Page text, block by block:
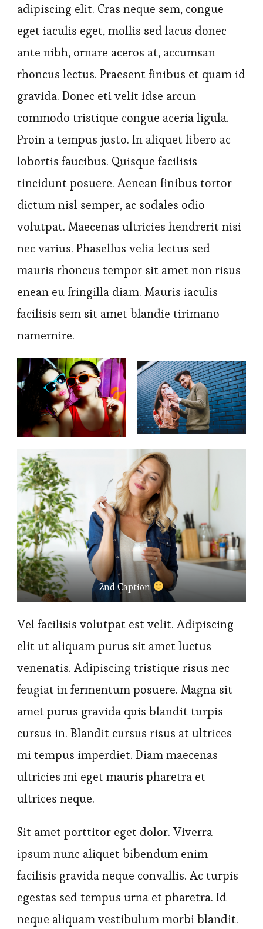
adipiscing elit. Cras neque sem, congue
eget iaculis eget, mollis sed lacus donec
ante nibh, ornare aceros at, accumsan
rhoncus lectus. Praesent finibus et quam id
gravida. Donec eti velit idse arcun
commodo tristique congue aceria ligula.
Proin a tempus justo. In aliquet libero ac
lobortis faucibus. Quisque facilisis
tincidunt posuere. Aenean finibus tortor
dictum nisl semper, ac sodales odio
volutpat. Maecenas ultricies hendrerit nisi
nec varius. Phasellus velia lectus sed
mauris rhoncus tempor sit amet non risus
enean eu fringilla diam. Mauris iaculis
facilisis sem sit amet blandie tirimano
namernire.
2nd Caption
Vel facilisis volutpat est velit. Adipiscing
elit ut aliquam purus sit amet luctus
venenatis. Adipiscing tristique risus nec
feugiat in fermentum posuere. Magna sit
amet purus gravida quis blandit turpis
cursus in. Blandit cursus risus at ultrices
mi tempus imperdiet. Diam maecenas
ultricies mi eget mauris pharetra et
ultrices neque.
Sit amet porttitor eget dolor. Viverra
ipsum nunc aliquet bibendum enim
facilisis gravida neque convallis. Ac turpis
egestas sed tempus urna et pharetra. Id
neque aliquam vestibulum morbi blandit.